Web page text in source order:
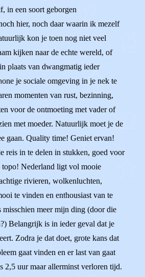
in een soort geborgen
hier, noch daar waarin ik mezelf
kon je toen nog niet veel
kijken naar de echte wereld, of
plaats van dwangmatig ieder
je sociale omgeving in je nek te
momenten van rust, bezinning,
voor de ontmoeting met vader of
met moeder. Natuurlijk moet je de
gaan. Quality time! Geniet ervan!
reis in te delen in stukken, goed voor
Nederland ligt vol mooie
rivieren, wolkenluchten,
te vinden en enthousiast van te
misschien meer mijn ding (door die
Belangrijk is in ieder geval dat je
Zodra je dat doet, grote kans dat
gaat vinden en er last van gaat
2,5 uur maar allerminst verloren tijd.